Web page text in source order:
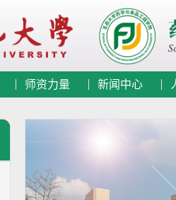
师资力量 新闻中心